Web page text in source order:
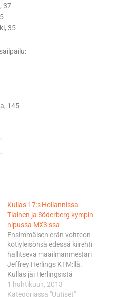
37
35
145
Kullas 17:s Hollannissa –
Tiainen ja Söderberg kympin
nipussa MX3:ssa
Ensimmäisen erän voittoon
kotiyleisönsä edessä kiirehti
hallitseva maailmanmestari
Jeffrey Herlings KTM:llä.
Kullas jäi Herlingsistä
1.43,691. Valkenswaardiin
täysi pistepotti
1 huhtikuun, 2013
Kategoriassa "Uutiset"